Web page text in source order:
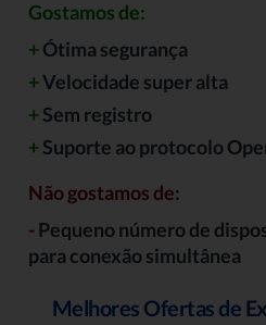
Gostamos de:
+Ótima segurança
+Velocidade super alta
+Sem registro
+Suporte ao protocolo
Não gostamos de:
-Pequeno número de
para conexão simultânea
Melhores Ofertas de